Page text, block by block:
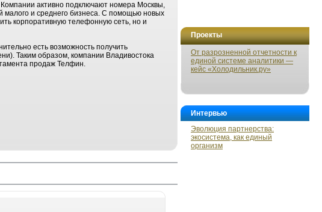
Проекты
От разрозненной отчетности к
единой системе аналитики —
кейс «Холодильник.ру»
Интервью
Эволюция партнерства:
экосистема, как единый
организм
активно подключают номера Москвы,
малого и среднего бизнеса. С помощью новых
корпоративную телефонную сеть, но и
есть возможность получить
Таким образом, компании Владивостока
продаж Телфин.